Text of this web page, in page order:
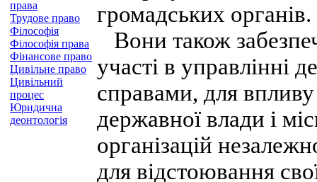
права
Трудове право
Філософія
Філософія права
Фінансове право
Цивільне право
Цивільний
процес
Юридична
деонтологія
громадських органів.
Вони також
участі в управлінні
справами, для
державної влади і
організацій
для відстоювання